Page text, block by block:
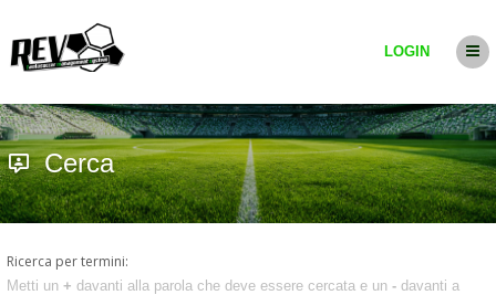
LOGIN
Cerca
Ricerca per termini:
Metti un + davanti alla parola che deve essere cercata e un - davanti a